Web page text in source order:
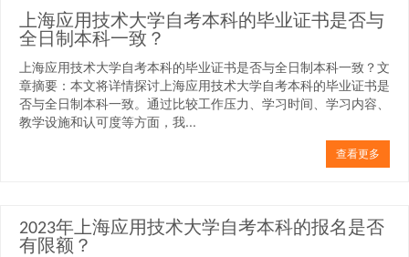
上海应用技术大学自考本科的毕业证书是否与
全日制本科一致？
上海应用技术大学自考本科的毕业证书是否与全日制本科一致？文
章摘要：本文将详情探讨上海应用技术大学自考本科的毕业证书是
否与全日制本科一致。通过比较工作压力、学习时间、学习内容、
教学设施和认可度等方面，我...
查看更多
2023年上海应用技术大学自考本科的报名是否
有限额？